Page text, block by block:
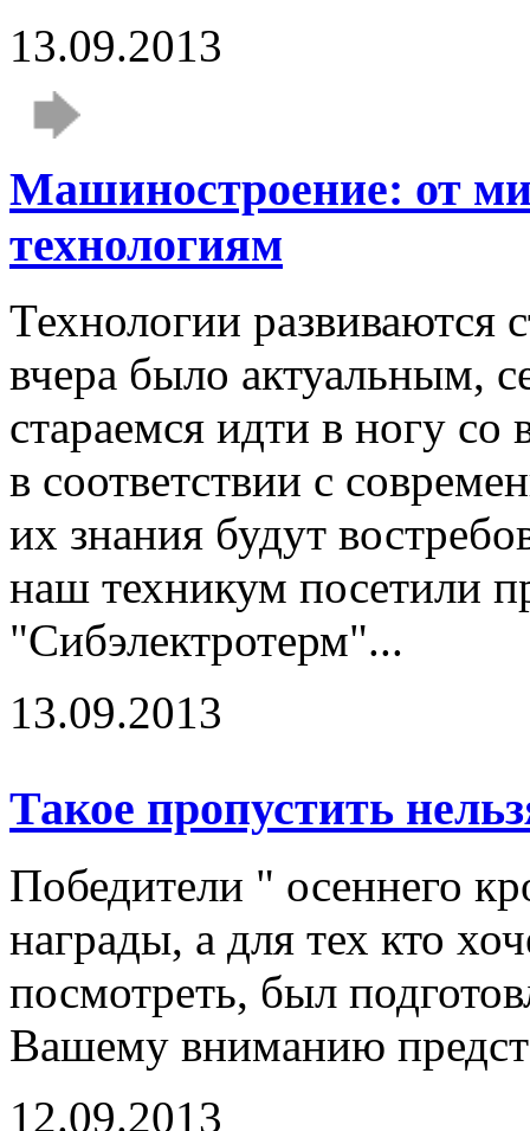
13.09.2013
Машиностроение: от
технологиям
Технологии развиваются
вчера было актуальным,
стараемся идти в ногу
в соответствии с
их знания будут
наш техникум посетили
"Сибэлектротерм"...
13.09.2013
Такое пропустить
Победители " осеннего
награды, а для тех кто
посмотреть, был
Вашему вниманию
12.09.2013